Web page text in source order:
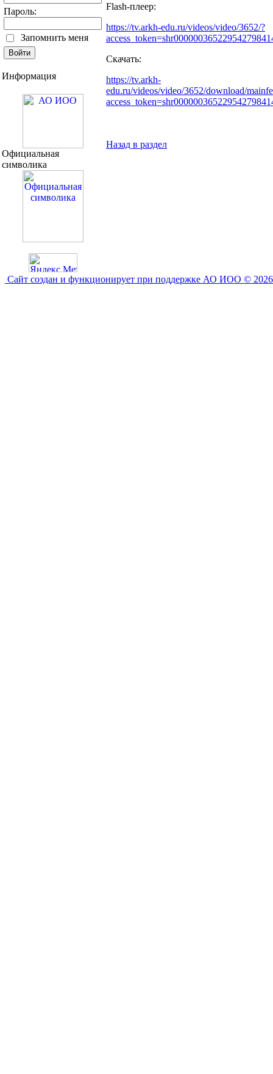
Пароль:
Запомнить меня
Информация
Официальная
символика
Flash-плеер:
https://tv.arkh-edu.ru/videos/video/3652/?
Скачать:
https://tv.arkh-
edu.ru/videos/video/3652/download/
Назад в раздел
Сайт создан и функционирует при поддержке АО ИОО © 2026